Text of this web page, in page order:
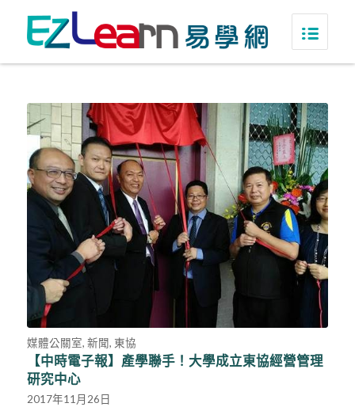
媒體公關室, 新聞, 東協
【中時電子報】產學聯手！大學成立東協經營管理
研究中心
2017年11月26日